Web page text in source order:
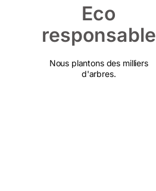
Eco
responsable
Nous plantons des milliers
d'arbres.